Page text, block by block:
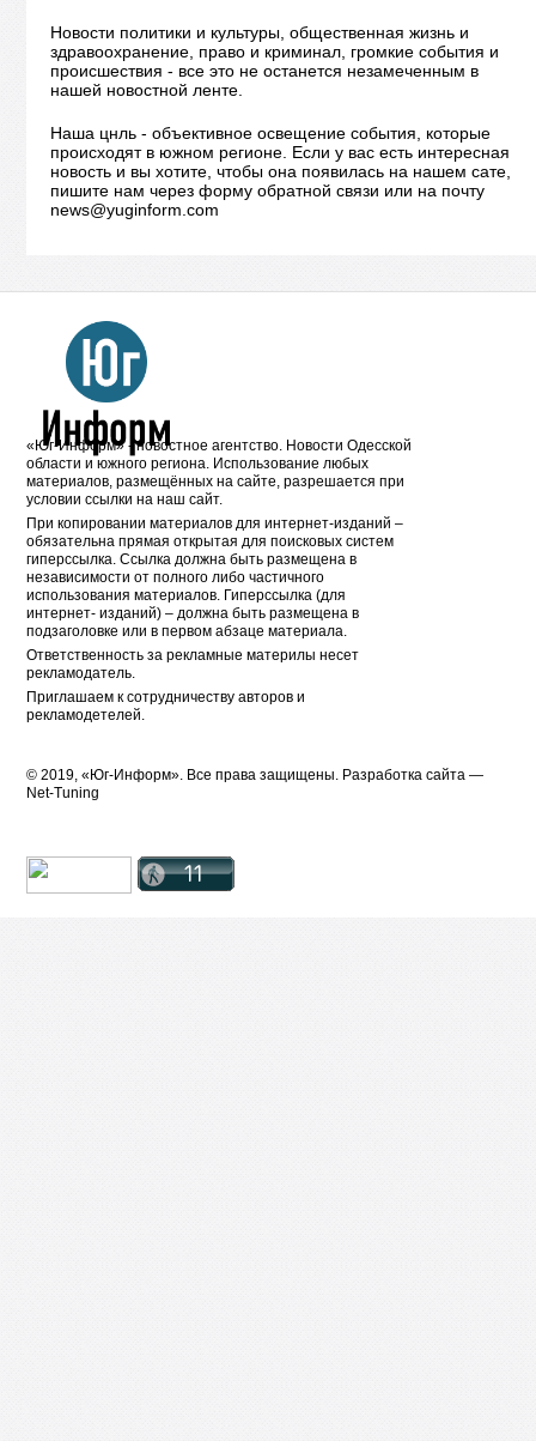
Новости политики и культуры, общественная жизнь и
здравоохранение, право и криминал, громкие события и
происшествия - все это не останется незамеченным в
нашей новостной ленте.
Наша цнль - объективное освещение события, которые
происходят в южном регионе. Если у вас есть интересная
новость и вы хотите, чтобы она появилась на нашем сате,
пишите нам через форму обратной связи или на почту
news@yuginform.com
«Юг-Информ» - новостное агентство. Новости Одесской
области и южного региона. Использование любых
материалов, размещённых на сайте, разрешается при
условии ссылки на наш сайт.
При копировании материалов для интернет-изданий –
обязательна прямая открытая для поисковых систем
гиперссылка. Ссылка должна быть размещена в
независимости от полного либо частичного
использования материалов. Гиперссылка (для
интернет- изданий) – должна быть размещена в
подзаголовке или в первом абзаце материала.
Ответственность за рекламные материлы несет
рекламодатель.
Приглашаем к сотрудничеству авторов и
рекламодетелей.
© 2019, «Юг-Информ». Все права защищены. Разработка cайта —
Net-Tuning